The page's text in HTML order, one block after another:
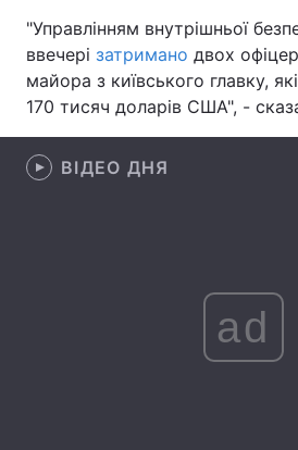
Зброя
Здоров'я
Екологія
Статті
"Управлінням внутрішньої
ввечері затримано двох
майора з київського главку,
170 тисяч доларів США", -
ВІДЕО ДНЯ
ad